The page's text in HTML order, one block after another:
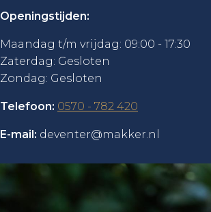
Openingstijden:
Maandag t/m vrijdag: 09:00 - 17:30
Zaterdag: Gesloten
Zondag: Gesloten
Telefoon: 0570 - 782 420
E-mail: deventer@makker.nl